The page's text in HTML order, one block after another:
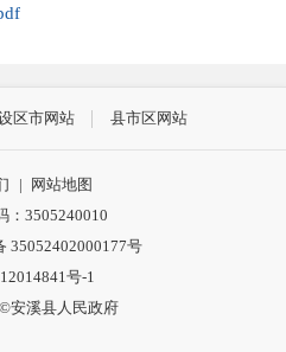
区市网站 县市区网站
| 网站地图
：3505240010
35052402000177号
号-1
安溪县人民政府